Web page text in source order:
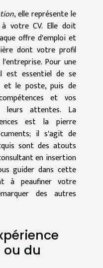
, elle représente le
à votre CV. Elle doit
offre d'emploi et
dont votre profil
Pour une
est essentiel de se
et le poste, puis de
et vos
leurs attentes. La
est la pierre
il s'agit de
sont des atouts
en insertion
guider dans cette
à peaufiner votre
des autres
ou du